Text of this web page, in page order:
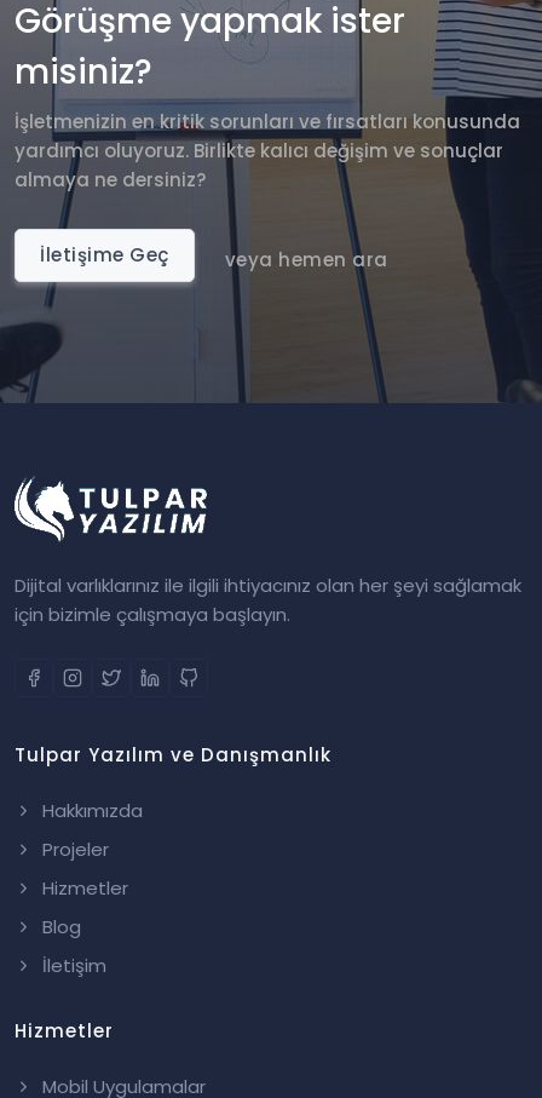
Görüşme yapmak ister
misiniz?
İşletmenizin en kritik sorunları ve fırsatları konusunda
yardımcı oluyoruz. Birlikte kalıcı değişim ve sonuçlar
almaya ne dersiniz?
İletişime Geç veya hemen ara
Dijital varlıklarınız ile ilgili ihtiyacınız olan her şeyi sağlamak
için bizimle çalışmaya başlayın.
Tulpar Yazılım ve Danışmanlık
Hakkımızda
Projeler
Hizmetler
Blog
İletişim
Hizmetler
Mobil Uygulamalar